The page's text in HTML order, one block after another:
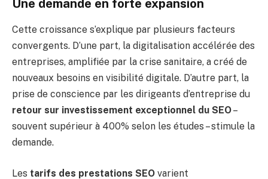
Une demande en forte expansion
Cette croissance s’explique par plusieurs facteurs
convergents. D’une part, la digitalisation accélérée des
entreprises, amplifiée par la crise sanitaire, a créé de
nouveaux besoins en visibilité digitale. D’autre part, la
prise de conscience par les dirigeants d’entreprise du
retour sur investissement exceptionnel du SEO–
souvent supérieur à 400% selon les études – stimule la
demande.
Les tarifs des prestations SEO varient